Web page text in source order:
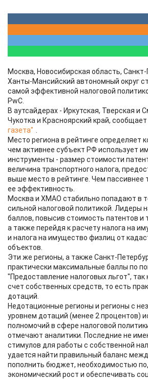
Москва, Новосибирская область,
Ханты-Мансийский автономный округ
самой эффективной налоговой
PwC.
В аутсайдерах - Иркутская, Тверская и
Чукотка и Красноярский край, сообщает
газета"
Место региона в рейтинге определяет
чем активнее субъект РФ использует
инструменты - размер стоимости
величина транспортного налога,
выше место в рейтинге. Чем пассивнее
ее эффективность.
Москва и ХМАО стабильно попадают в
сильной налоговой политикой. Лидеры
баллов, повысив стоимость патентов и
а также перейдя к расчету налога на
и налога на имущество физлиц от
объектов.
Эти же регионы, а также Санкт-
практически максимальные баллы по
"Предоставление налоговых льгот", так
счет собственных средств, то есть
дотаций.
Недотационные регионы и регионы с
уровнем дотаций (менее 2 процентов)
полномочий в сфере налоговой
отмечают аналитики. Последние не
стимулов для работы с собственной
удается найти правильный баланс
пополнить бюджет, необходимостью
экономический рост и обеспечивать